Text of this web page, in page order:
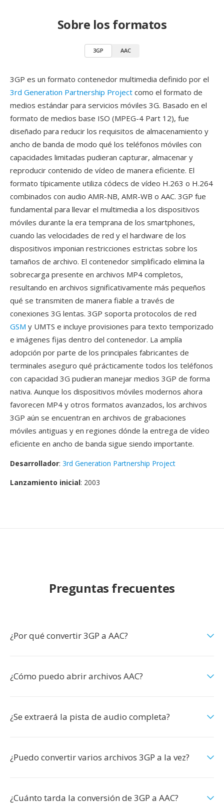
Sobre los formatos
3GP AAC
3GP es un formato contenedor multimedia definido por el
3rd Generation Partnership Project como el formato de
medios estándar para servicios móviles 3G. Basado en el
formato de medios base ISO (MPEG-4 Part 12), fue
diseñado para reducir los requisitos de almacenamiento y
ancho de banda de modo qué los teléfonos móviles con
capacidades limitadas pudieran capturar, almacenar y
reproducir contenido de vídeo de manera eficiente. El
formato típicamente utiliza códecs de vídeo H.263 o H.264
combinados con audio AMR-NB, AMR-WB o AAC. 3GP fue
fundamental para llevar el multimedia a los dispositivos
móviles durante la era temprana de los smartphones,
cuando las velocidades de red y el hardware de los
dispositivos imponian restricciones estrictas sobre los
tamaños de archivo. El contenedor simplificado elimina la
sobrecarga presente en archivos MP4 completos,
resultando en archivos significativamente más pequeños
qué se transmiten de manera fiable a través de
conexiones 3G lentas. 3GP soporta protocolos de red
GSM y UMTS e incluye provisiones para texto temporizado
e imágenes fijas dentro del contenedor. La amplía
adopción por parte de los principales fabricantes de
terminales aseguro qué prácticamente todos los teléfonos
con capacidad 3G pudieran manejar medios 3GP de forma
nativa. Aunque los dispositivos móviles modernos ahora
favorecen MP4 y otros formatos avanzados, los archivos
3GP aún se encuentran en archivos de grabaciones
móviles antiguas y en regiones dónde la entrega de vídeo
eficiente en ancho de banda sigue siendo importante.
Desarrollador: 3rd Generation Partnership Project
Lanzamiento inicial: 2003
Preguntas frecuentes
¿Por qué convertir 3GP a AAC?
¿Cómo puedo abrir archivos AAC?
¿Se extraerá la pista de audio completa?
¿Puedo convertir varios archivos 3GP a la vez?
¿Cuánto tarda la conversión de 3GP a AAC?